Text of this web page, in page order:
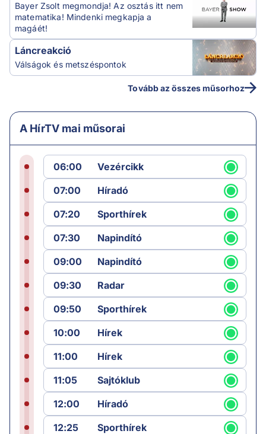
Bayer Zsolt megmondja! Az osztás itt nem
matematika! Mindenki megkapja a
magáét!
Láncreakció
Válságok és metszéspontok
Tovább az összes műsorhoz
A HírTV mai műsorai
06:00
Vezércikk
07:00
Híradó
07:20
Sporthírek
07:30
Napindító
09:00
Napindító
09:30
Radar
09:50
Sporthírek
10:00
Hírek
11:00
Hírek
11:05
Sajtóklub
12:00
Híradó
12:25
Sporthírek